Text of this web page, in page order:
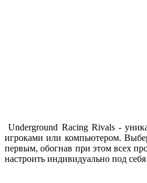
Underground Racing Rivals -
игроками или компьютером.
первым, обогнав при этом всех
настроить индивидуально под